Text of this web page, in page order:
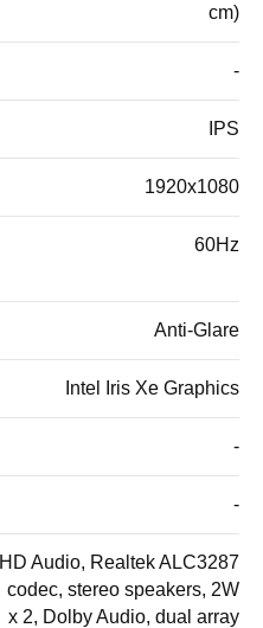
cm)
-
IPS
1920x1080
60Hz
Anti-Glare
Intel Iris Xe Graphics
-
-
HD Audio, Realtek ALC3287
codec, stereo speakers, 2W
x 2, Dolby Audio, dual array